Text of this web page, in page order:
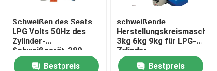
Schweißen des Seats
LPG Volts 50Hz des
Zylinder-
Schweißgerät-380
Bestpreis
schweißende
3kg 6kg 9kg für LPG-
Zylinder-
Fertigungsstraße
Bestpreis